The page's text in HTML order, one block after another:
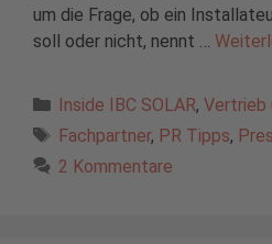
um die Frage, ob ein
soll oder nicht, nennt …
Kategorien
Inside IBC SOLAR, Vertrieb
Schlagwörter
Fachpartner, PR Tipps,
2 Kommentare